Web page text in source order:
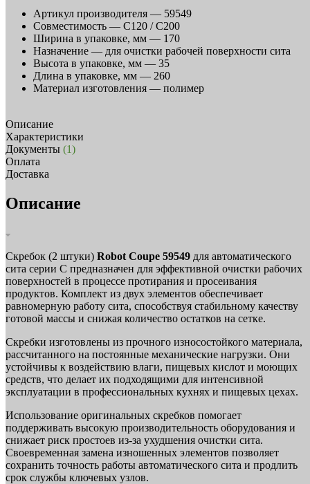
Артикул производителя — 59549
Совместимость — C120 / C200
Ширина в упаковке, мм — 170
Назначение — для очистки рабочей поверхности сита
Высота в упаковке, мм — 35
Длина в упаковке, мм — 260
Материал изготовления — полимер
Описание
Характеристики
Документы (1)
Оплата
Доставка
Описание
Скребок (2 штуки) Robot Coupe 59549 для автоматического
сита серии C предназначен для эффективной очистки рабочих
поверхностей в процессе протирания и просеивания
продуктов. Комплект из двух элементов обеспечивает
равномерную работу сита, способствуя стабильному качеству
готовой массы и снижая количество остатков на сетке.
Скребки изготовлены из прочного износостойкого материала,
рассчитанного на постоянные механические нагрузки. Они
устойчивы к воздействию влаги, пищевых кислот и моющих
средств, что делает их подходящими для интенсивной
эксплуатации в профессиональных кухнях и пищевых цехах.
Использование оригинальных скребков помогает
поддерживать высокую производительность оборудования и
снижает риск простоев из-за ухудшения очистки сита.
Своевременная замена изношенных элементов позволяет
сохранить точность работы автоматического сита и продлить
срок службы ключевых узлов.